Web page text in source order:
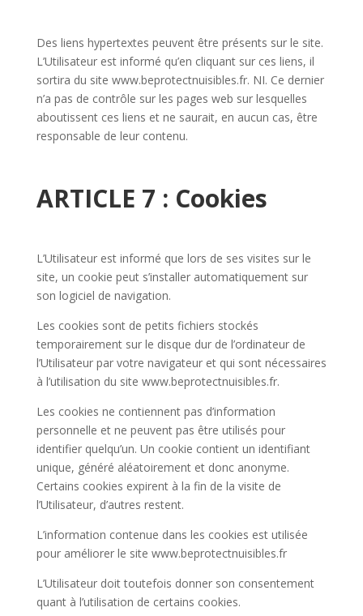
Des liens hypertextes peuvent être présents sur le site.
L’Utilisateur est informé qu’en cliquant sur ces liens, il
sortira du site www.beprotectnuisibles.fr. NI. Ce dernier
n’a pas de contrôle sur les pages web sur lesquelles
aboutissent ces liens et ne saurait, en aucun cas, être
responsable de leur contenu.
ARTICLE 7 : Cookies
L’Utilisateur est informé que lors de ses visites sur le
site, un cookie peut s’installer automatiquement sur
son logiciel de navigation.
Les cookies sont de petits fichiers stockés
temporairement sur le disque dur de l’ordinateur de
l’Utilisateur par votre navigateur et qui sont nécessaires
à l’utilisation du site www.beprotectnuisibles.fr.
Les cookies ne contiennent pas d’information
personnelle et ne peuvent pas être utilisés pour
identifier quelqu’un. Un cookie contient un identifiant
unique, généré aléatoirement et donc anonyme.
Certains cookies expirent à la fin de la visite de
l’Utilisateur, d’autres restent.
L’information contenue dans les cookies est utilisée
pour améliorer le site www.beprotectnuisibles.fr
L’Utilisateur doit toutefois donner son consentement
quant à l’utilisation de certains cookies.